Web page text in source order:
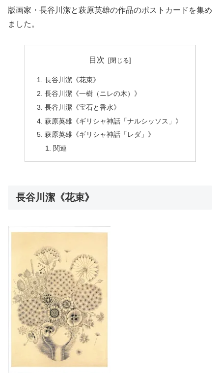
版画家・長谷川潔と萩原英雄の作品のポストカードを集め
ました。
目次
長谷川潔《花束》
長谷川潔《一樹（ニレの木）》
長谷川潔《宝石と香水》
萩原英雄《ギリシャ神話「ナルシッソス」》
萩原英雄《ギリシャ神話「レダ」》
関連
長谷川潔《花束》